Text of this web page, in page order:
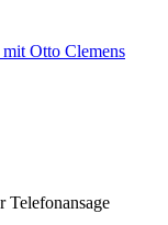
Telefonansage